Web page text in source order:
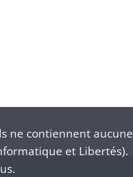
ne contiennent aucune
et Libertés).